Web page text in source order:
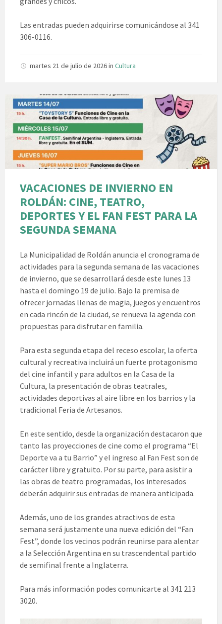
Las entradas pueden adquirirse comunicándose al 341
306-0116.
martes 21 de julio de 2026in Cultura
VACACIONES DE INVIERNO EN
ROLDÁN: CINE, TEATRO,
DEPORTES Y EL FAN FEST PARA LA
SEGUNDA SEMANA
La Municipalidad de Roldán anuncia el cronograma de
actividades para la segunda semana de las vacaciones
de invierno, que se desarrollará desde este lunes 13
hasta el domingo 19 de julio. Bajo la premisa de
ofrecer jornadas llenas de magia, juegos y encuentros
en cada rincón de la ciudad, se renueva la agenda con
propuestas para disfrutar en familia.
Para esta segunda etapa del receso escolar, la oferta
cultural y recreativa incluirá un fuerte protagonismo
del cine infantil y para adultos en la Casa de la
Cultura, la presentación de obras teatrales,
actividades deportivas al aire libre en los barrios y la
tradicional Feria de Artesanos.
En este sentido, desde la organización destacaron que
tanto las proyecciones de cine como el programa “El
Deporte va a tu Barrio” y el ingreso al Fan Fest son de
carácter libre y gratuito. Por su parte, para asistir a
las obras de teatro programadas, los interesados
deberán adquirir sus entradas de manera anticipada.
Además, uno de los grandes atractivos de esta
semana será justamente una nueva edición del “Fan
Fest”, donde los vecinos podrán reunirse para alentar
a la Selección Argentina en su trascendental partido
de semifinal frente a Inglaterra.
Para más información podes comunicarte al 341 213
3020.